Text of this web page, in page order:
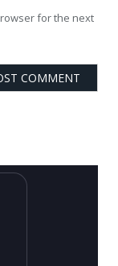
for the next